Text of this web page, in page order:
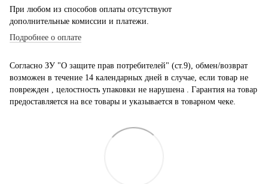
При любом из способов оплаты отсутствуют
дополнительные комиссии и платежи.
Подробнее о оплате
Согласно ЗУ "О защите прав потребителей" (ст.9), обмен/возврат
возможен в течение 14 календарных дней в случае, если товар не
поврежден , целостность упаковки не нарушена . Гарантия на товар
предоставляется на все товары и указывается в товарном чеке.